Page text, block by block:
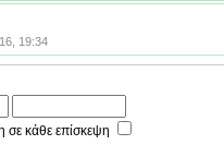
19:34
σε κάθε επίσκεψη